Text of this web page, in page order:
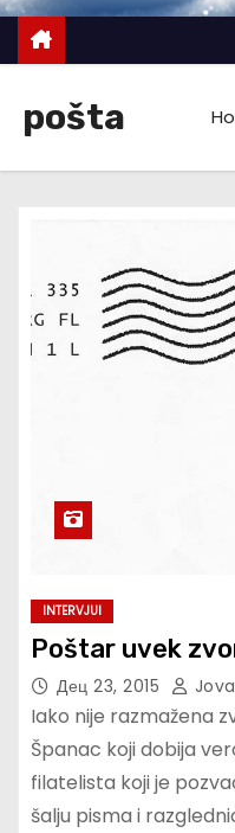
n
pošta
INTERVJUI
Poštar uvek
Дец 23, 2015
Iako nije razmažena
Španac koji dobija
filatelista koji je
šalju pisma i